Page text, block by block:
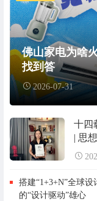
佛山家电为啥
找到答
2026-07-31
十四
| 思
搭建“1+3+N”全球
的“设计驱动”雄心